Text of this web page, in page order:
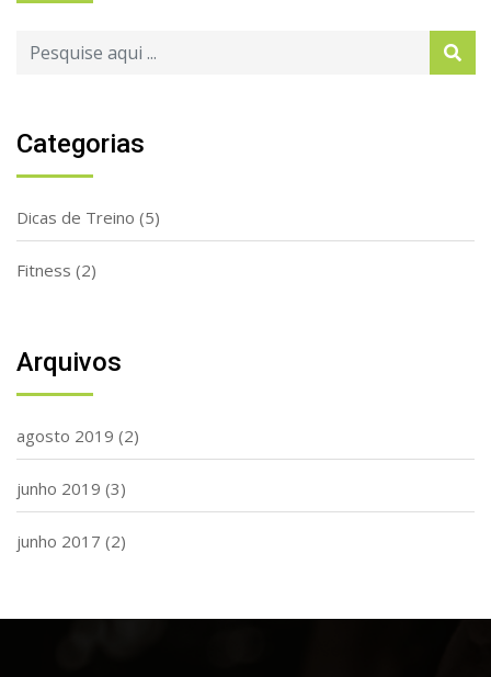
Categorias
Dicas de Treino (5)
Fitness (2)
Arquivos
agosto 2019 (2)
junho 2019 (3)
junho 2017 (2)